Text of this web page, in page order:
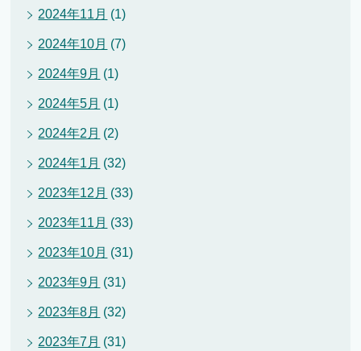
2024年11月 (1)
2024年10月 (7)
2024年9月 (1)
2024年5月 (1)
2024年2月 (2)
2024年1月 (32)
2023年12月 (33)
2023年11月 (33)
2023年10月 (31)
2023年9月 (31)
2023年8月 (32)
2023年7月 (31)